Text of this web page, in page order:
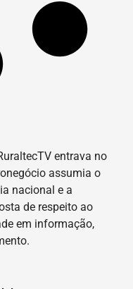
entrava no
assumia o
nacional e a
de respeito ao
em informação,